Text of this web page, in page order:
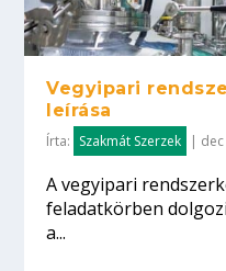
Vegyipari
leírása
Írta: Szakmát Szerzek |
A vegyipari
feladatkörben
a...